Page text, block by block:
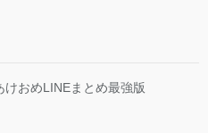
けおめLINEまとめ最強版